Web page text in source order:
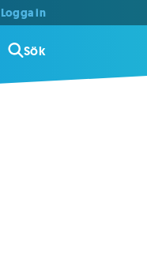
Logga in
Sök